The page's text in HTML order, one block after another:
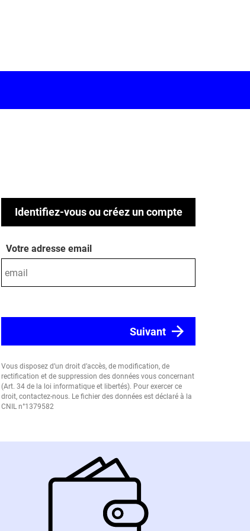
Identifiez-vous ou créez un compte
Votre adresse email
Vous disposez d’un droit d’accès, de modification, de
rectification et de suppression des données vous concernant
(Art. 34 de la loi informatique et libertés). Pour exercer ce
droit, contactez-nous. Le fichier des données est déclaré à la
CNIL n°1379582